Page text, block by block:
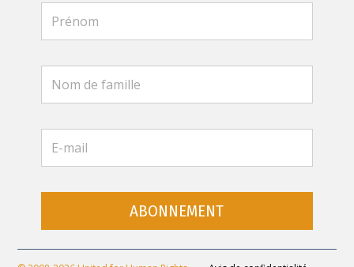
ABONNEMENT